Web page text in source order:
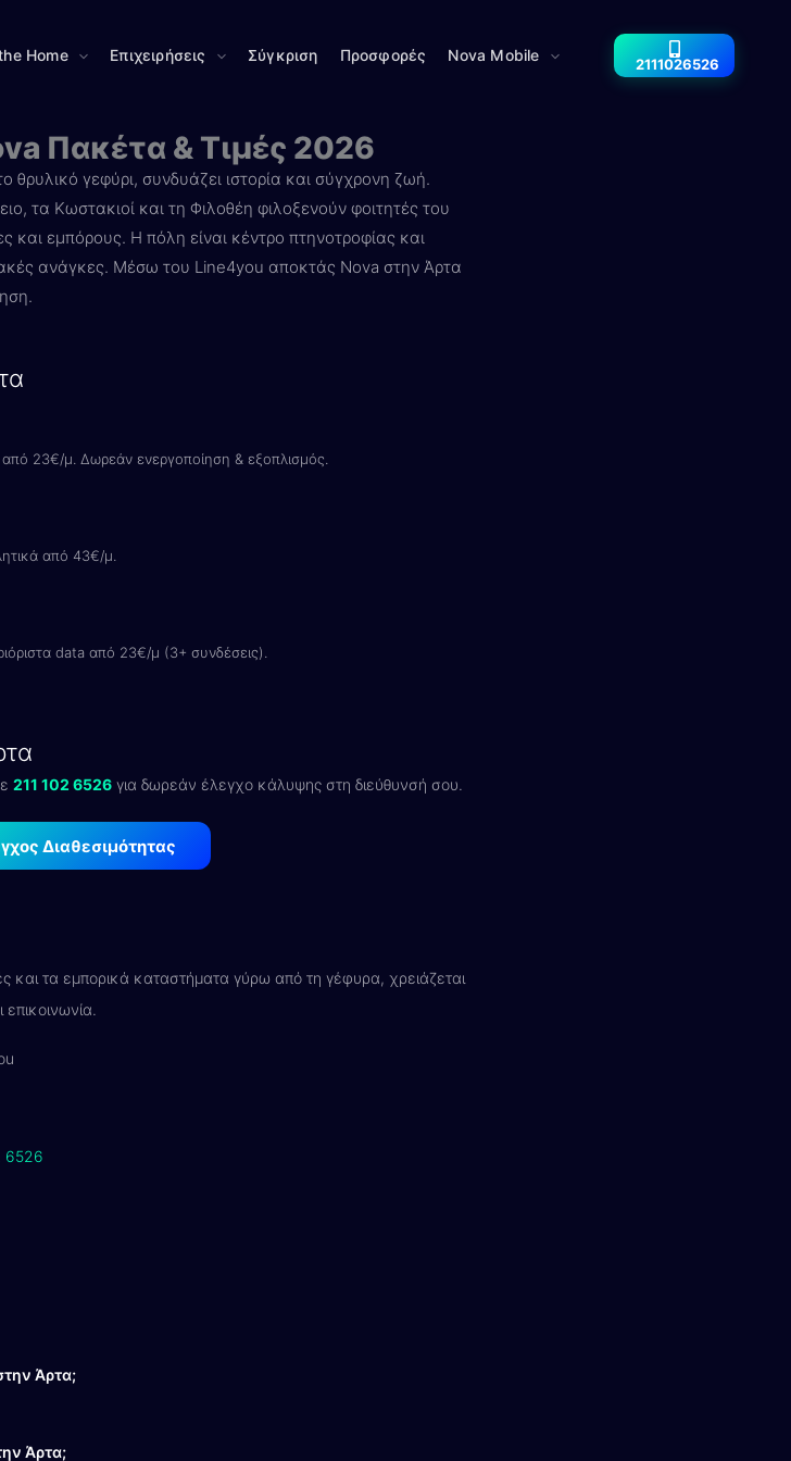
Home Επιχειρήσεις Σύγκριση Προσφορές Nova Mobile 2111026526
Πακέτα & Τιμές 2026
θρυλικό γεφύρι, συνδυάζει ιστορία και σύγχρονη ζωή.
τα Κωστακιοί και τη Φιλοθέη φιλοξενούν φοιτητές του
και εμπόρους. Η πόλη είναι κέντρο πτηνοτροφίας και
ανάγκες. Μέσω του Line4you αποκτάς Nova στην Άρτα
23€/μ. Δωρεάν ενεργοποίηση & εξοπλισμός.
από 43€/μ.
data από 23€/μ (3+ συνδέσεις).
211 102 6526 για δωρεάν έλεγχο κάλυψης στη διεύθυνσή σου.
Διαθεσιμότητας
και τα εμπορικά καταστήματα γύρω από τη γέφυρα, χρειάζεται
6526
Άρτα;
Άρτα;